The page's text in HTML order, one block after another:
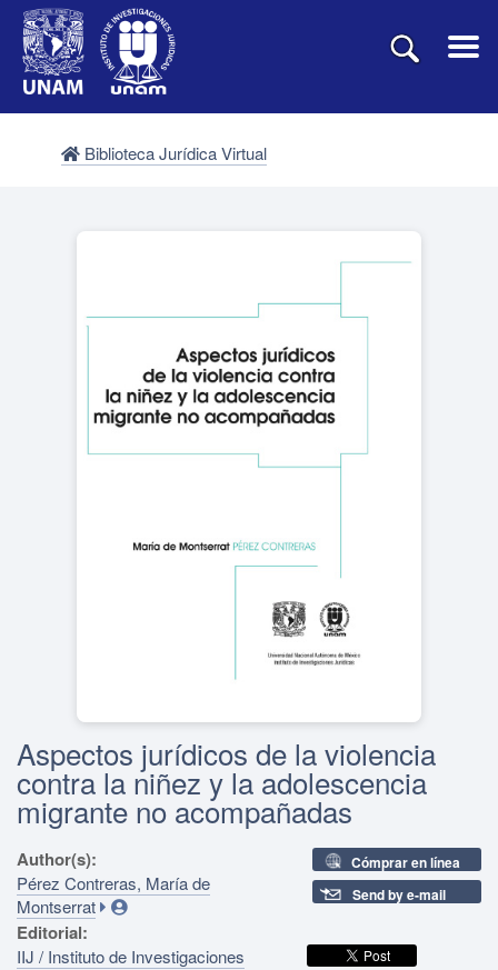
Biblioteca Jurídica Virtual
Aspectos jurídicos de la violencia
contra la niñez y la adolescencia
migrante no acompañadas
Author(s):
Pérez Contreras, María de
Montserrat
Editorial:
IIJ / Instituto de Investigaciones
Cómprar en línea
Send by e-mail